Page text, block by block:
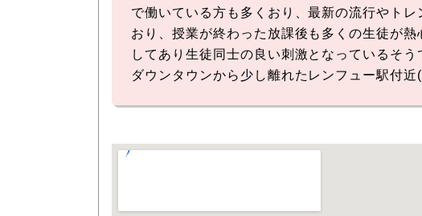
で働いている方も多くおり、最新の流行やト
おり、授業が終わった放課後も多くの生徒が
してあり生徒同士の良い刺激となっているそ
ダウンタウンから少し離れたレンフュー駅付